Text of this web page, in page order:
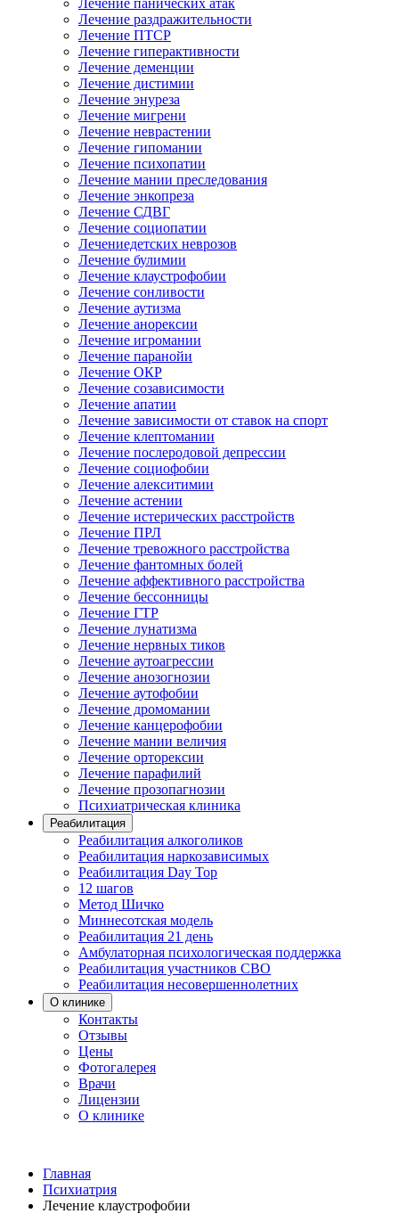
Лечение панических атак
Лечение раздражительности
Лечение ПТСР
Лечение гиперактивности
Лечение деменции
Лечение дистимии
Лечение энуреза
Лечение мигрени
Лечение неврастении
Лечение гипомании
Лечение психопатии
Лечение мании преследования
Лечение энкопреза
Лечение СДВГ
Лечение социопатии
Лечениедетских неврозов
Лечение булимии
Лечение клаустрофобии
Лечение сонливости
Лечение аутизма
Лечение анорексии
Лечение игромании
Лечение паранойи
Лечение ОКР
Лечение созависимости
Лечение апатии
Лечение зависимости от ставок на спорт
Лечение клептомании
Лечение послеродовой депрессии
Лечение социофобии
Лечение алекситимии
Лечение астении
Лечение истерических расстройств
Лечение ПРЛ
Лечение тревожного расстройства
Лечение фантомных болей
Лечение аффективного расстройства
Лечение бессонницы
Лечение ГТР
Лечение лунатизма
Лечение нервных тиков
Лечение аутоагрессии
Лечение анозогнозии
Лечение аутофобии
Лечение дромомании
Лечение канцерофобии
Лечение мании величия
Лечение орторексии
Лечение парафилий
Лечение прозопагнозии
Психиатрическая клиника
Реабилитация
Реабилитация алкоголиков
Реабилитация наркозависимых
Реабилитация Day Top
12 шагов
Метод Шичко
Миннесотская модель
Реабилитация 21 день
Амбулаторная психологическая поддержка
Реабилитация участников СВО
Реабилитация несовершеннолетних
О клинике
Контакты
Отзывы
Цены
Фотогалерея
Врачи
Лицензии
О клинике
Главная
Психиатрия
Лечение клаустрофобии